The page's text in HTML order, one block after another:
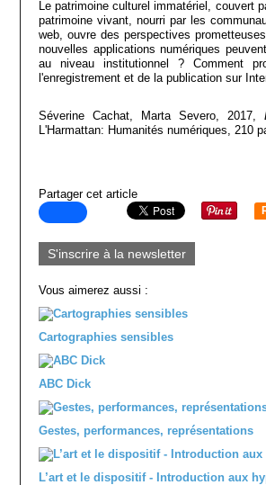
Le patrimoine culturel immatériel, couvert
patrimoine vivant, nourri par les
web, ouvre des perspectives
nouvelles applications numériques
au niveau institutionnel ? Comment
l'enregistrement et de la publication sur
Séverine Cachat, Marta Severo, 2017,
L'Harmattan: Humanités numériques, 210
Partager cet article
S'inscrire à la newsletter
Vous aimerez aussi :
Cartographies sensibles
ABC Dick
Gestes, performances, représentations
L’art et le dispositif - Introduction aux